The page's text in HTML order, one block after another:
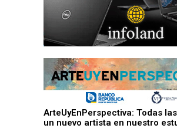
ArteUyEnPerspectiva: Todas
un nuevo artista en nuestro